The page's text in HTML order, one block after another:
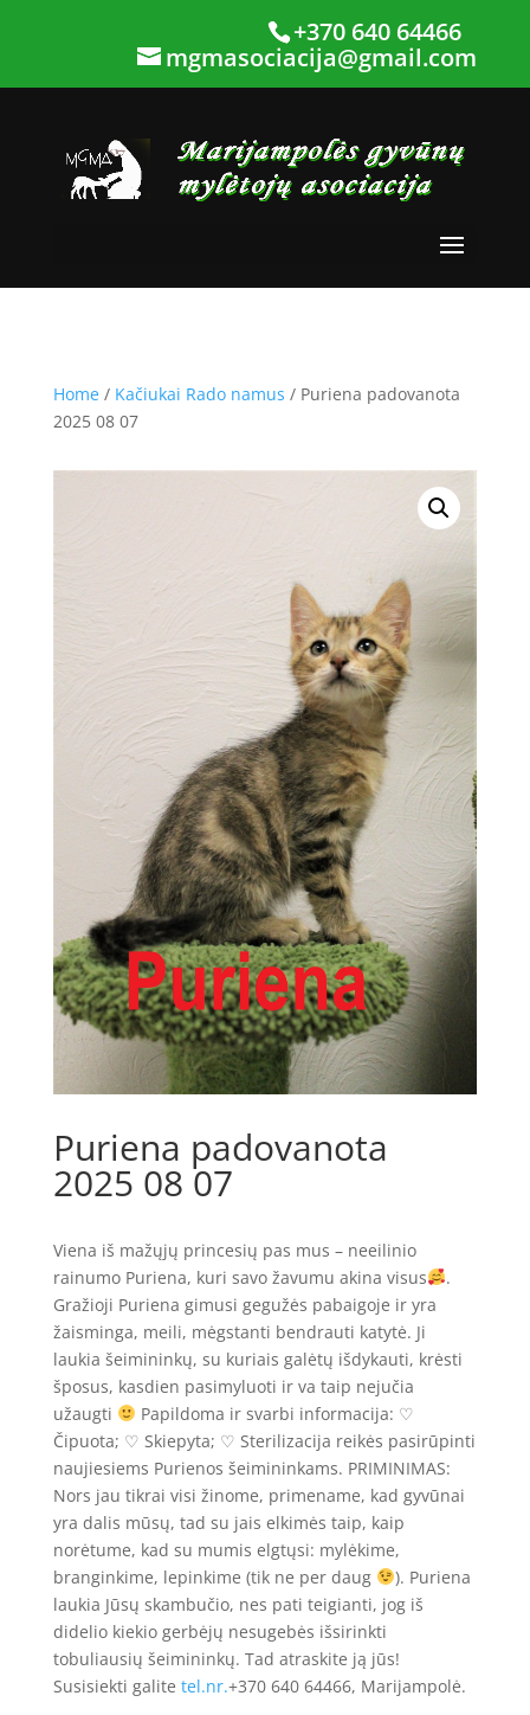
+370 640 64466
mgmasociacija@gmail.com
Home/ Kačiukai Rado namus / Puriena padovanota
2025 08 07
Puriena padovanota
2025 08 07
Viena iš mažųjų princesių pas mus – neeilinio
rainumo Puriena, kuri savo žavumu akina visus
.
Gražioji Puriena gimusi gegužės pabaigoje ir yra
žaisminga, meili, mėgstanti bendrauti katytė. Ji
laukia šeimininkų, su kuriais galėtų išdykauti, krėsti
šposus, kasdien pasimyluoti ir va taip nejučia
užaugti
Papildoma ir svarbi informacija: ♡
Čipuota; ♡ Skiepyta; ♡ Sterilizacija reikės pasirūpinti
naujiesiems Purienos šeimininkams. PRIMINIMAS:
Nors jau tikrai visi žinome, primename, kad gyvūnai
yra dalis mūsų, tad su jais elkimės taip, kaip
norėtume, kad su mumis elgtųsi: mylėkime,
branginkime, lepinkime (tik ne per daug
). Puriena
laukia Jūsų skambučio, nes pati teigianti, jog iš
didelio kiekio gerbėjų nesugebės išsirinkti
tobuliausių šeimininkų. Tad atraskite ją jūs!
Susisiekti galite tel.nr.+370 640 64466, Marijampolė.